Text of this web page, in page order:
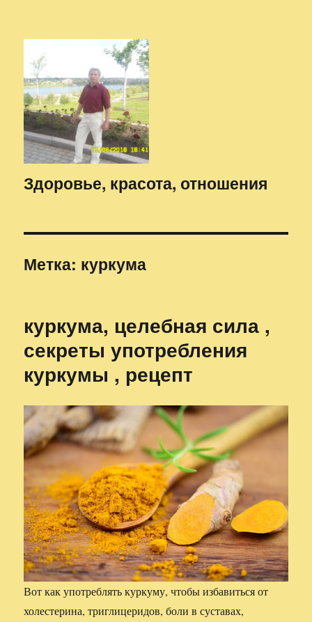
Здоровье, красота, отношения
Метка: куркума
куркума, целебная сила ,
секреты употребления
куркумы , рецепт
Вот как употреблять куркуму, чтобы избавиться от
холестерина, триглицеридов, боли в суставах,